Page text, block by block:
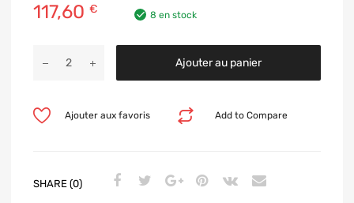
117,60 € 8 en stock
Ajouter au panier
Add to Compare
Ajouter aux favoris
SHARE (0)